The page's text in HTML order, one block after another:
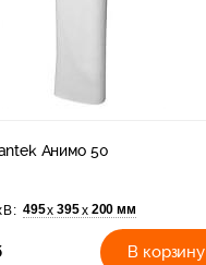
Анимо 50
495х 395х 200 мм
В корзину